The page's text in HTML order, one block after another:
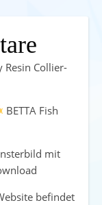
Resin Collier-
BETTA Fish
mit
befindet